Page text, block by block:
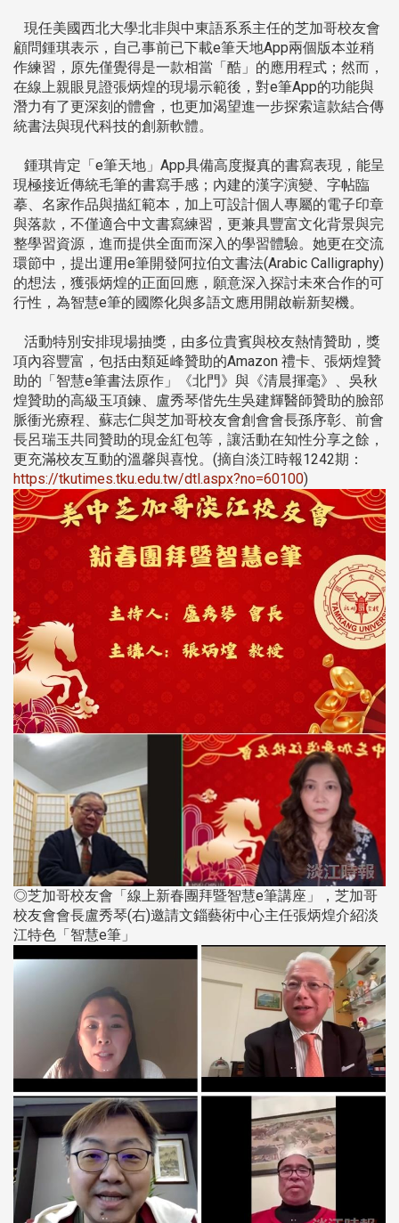
現任美國西北大學北非與中東語系系主任的芝加哥校友會
顧問鍾琪表示，自己事前已下載e筆天地App兩個版本並稍
作練習，原先僅覺得是一款相當「酷」的應用程式；然而，
在線上親眼見證張炳煌的現場示範後，對e筆App的功能與
潛力有了更深刻的體會，也更加渴望進一步探索這款結合傳
統書法與現代科技的創新軟體。
鍾琪肯定「e筆天地」App具備高度擬真的書寫表現，能呈
現極接近傳統毛筆的書寫手感；內建的漢字演變、字帖臨
摹、名家作品與描紅範本，加上可設計個人專屬的電子印章
與落款，不僅適合中文書寫練習，更兼具豐富文化背景與完
整學習資源，進而提供全面而深入的學習體驗。她更在交流
環節中，提出運用e筆開發阿拉伯文書法(Arabic Calligraphy)
的想法，獲張炳煌的正面回應，願意深入探討未來合作的可
行性，為智慧e筆的國際化與多語文應用開啟嶄新契機。
活動特別安排現場抽獎，由多位貴賓與校友熱情贊助，獎
項內容豐富，包括由類延峰贊助的Amazon 禮卡、張炳煌贊
助的「智慧e筆書法原作」《北門》與《清晨揮毫》、吳秋
煌贊助的高級玉項鍊、盧秀琴偕先生吳建輝醫師贊助的臉部
脈衝光療程、蘇志仁與芝加哥校友會創會會長孫序彰、前會
長呂瑞玉共同贊助的現金紅包等，讓活動在知性分享之餘，
更充滿校友互動的溫馨與喜悅。(摘自淡江時報1242期：
https://tkutimes.tku.edu.tw/dtl.aspx?no=60100)
◎芝加哥校友會「線上新春團拜暨智慧e筆講座」，芝加哥
校友會會長盧秀琴(右)邀請文錙藝術中心主任張炳煌介紹淡
江特色「智慧e筆」